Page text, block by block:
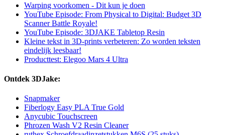
Warping voorkomen - Dit kun je doen
YouTube Episode: From Physical to Digital: Budget 3D
Scanner Battle Royale!
YouTube Episode: 3DJAKE Tabletop Resin
Kleine tekst in 3D-prints verbeteren: Zo worden teksten
eindelijk leesbaar!
Producttest: Elegoo Mars 4 Ultra
Ontdek 3DJake:
Snapmaker
Fiberlogy Easy PLA True Gold
Anycubic Touchscreen
Phrozen Wash V2 Resin Cleaner